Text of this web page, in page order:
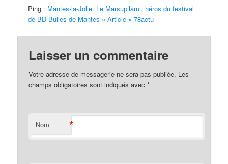
Ping : Mantes-la-Jolie. Le Marsupilami, héros du festival
de BD Bulles de Mantes « Article « 78actu
Laisser un commentaire
Votre adresse de messagerie ne sera pas publiée. Les
champs obligatoires sont indiqués avec*
Nom *